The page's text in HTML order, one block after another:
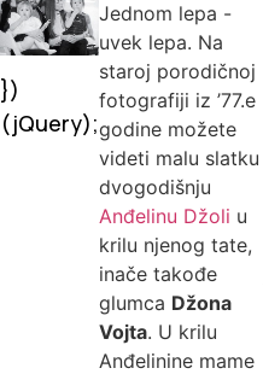
})
(jQuery);
Jednom lepa -
uvek lepa. Na
staroj porodičnoj
fotografiji iz ’77.e
godine možete
videti malu slatku
dvogodišnju
Anđelinu Džoli u
krilu njenog tate,
inače takođe
glumca Džona
Vojta. U krilu
Anđelinine mame